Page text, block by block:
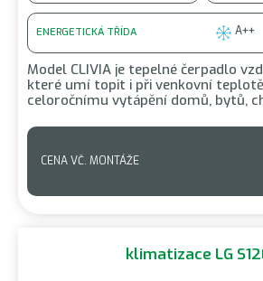
ENERGETICKÁ TŘÍDA A++
Model CLIVIA je tepelné čerpadlo
které umí topit i při venkovní teplotě
celoročnímu vytápění domů, bytů,
CENA VČ. MONTÁŽE
klimatizace LG